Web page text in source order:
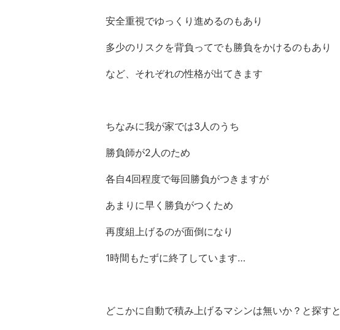
安全重視でゆっくり進めるのもあり
多少のリスクを背負ってでも勝負をかけるのもあり
など、それぞれの性格が出てきます
ちなみに我が家では3人のうち
勝負師が2人のため
各自4回程度で毎回勝負がつきますが
あまりに早く勝負がつくため
再度組上げるのが面倒になり
1時間もたずに終了しています…
どこかに自動で積み上げるマシンは無いか？と探すと